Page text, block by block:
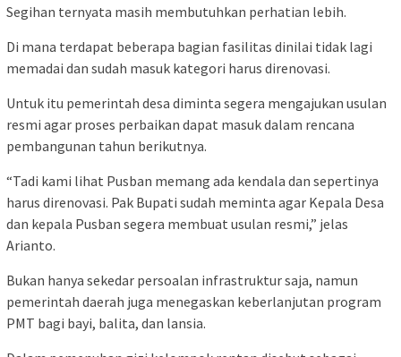
Segihan ternyata masih membutuhkan perhatian lebih.
Di mana terdapat beberapa bagian fasilitas dinilai tidak lagi
memadai dan sudah masuk kategori harus direnovasi.
Untuk itu pemerintah desa diminta segera mengajukan usulan
resmi agar proses perbaikan dapat masuk dalam rencana
pembangunan tahun berikutnya.
“Tadi kami lihat Pusban memang ada kendala dan sepertinya
harus direnovasi. Pak Bupati sudah meminta agar Kepala Desa
dan kepala Pusban segera membuat usulan resmi,” jelas
Arianto.
Bukan hanya sekedar persoalan infrastruktur saja, namun
pemerintah daerah juga menegaskan keberlanjutan program
PMT bagi bayi, balita, dan lansia.